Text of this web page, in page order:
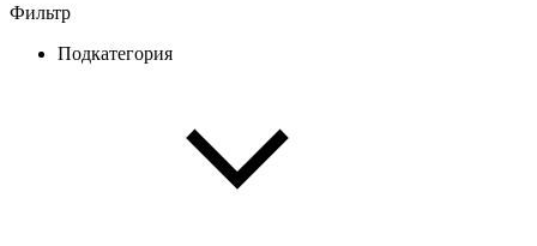
Фильтр
Подкатегория